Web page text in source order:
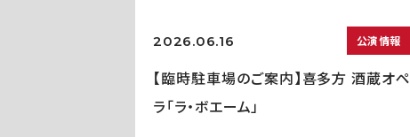
2026.06.16 公演情報
【臨時駐車場のご案内】喜多方 酒蔵オペ
ラ「ラ・ボエーム」